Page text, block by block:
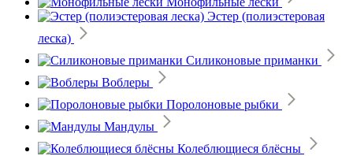
Эстер (полиэстеровая
леска)
Силиконовые приманки
Воблеры
Поролоновые рыбки
Мандулы
Колеблющиеся блёсны